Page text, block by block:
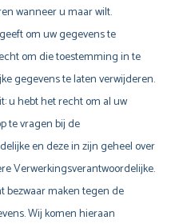
wanneer u maar wilt.
om uw gegevens te
om die toestemming in te
gegevens te laten verwijderen.
u hebt het recht om al uw
te vragen bij de
en deze in zijn geheel over
Verwerkingsverantwoordelijke.
bezwaar maken tegen de
Wij komen hieraan